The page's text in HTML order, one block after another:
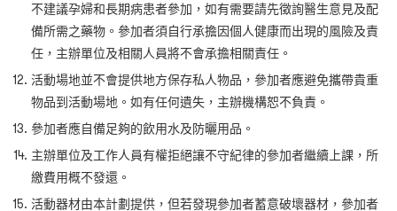
不建議孕婦和長期病患者參加，如有需要請先徵詢醫生意見及配
備所需之藥物。參加者須自行承擔因個人健康而出現的風險及責
任，主辦單位及相關人員將不會承擔相關責任。
活動場地並不會提供地方保存私人物品，參加者應避免攜帶貴重
物品到活動場地。如有任何遺失，主辦機構恕不負責。
參加者應自備足夠的飲用水及防曬用品。
主辦單位及工作人員有權拒絕讓不守紀律的參加者繼續上課，所
繳費用概不發還。
活動器材由本計劃提供，但若發現參加者蓄意破壞器材，參加者